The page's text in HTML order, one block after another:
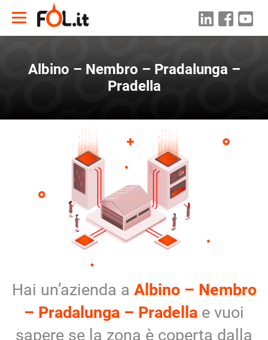
Albino – Nembro – Pradalunga –
Pradella
Hai un’azienda a Albino – Nembro
– Pradalunga – Pradella e vuoi
sapere se la zona è coperta dalla